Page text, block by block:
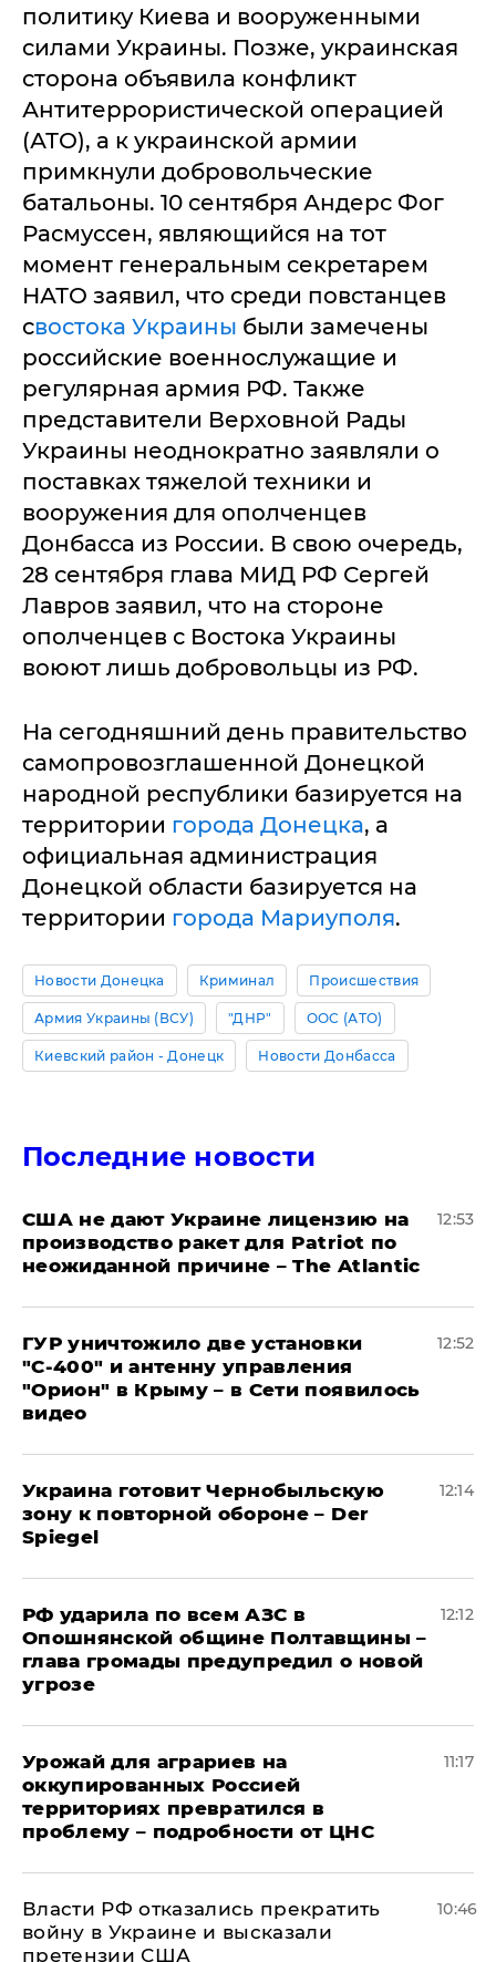
политику Киева и вооруженными
силами Украины. Позже, украинская
сторона объявила конфликт
Антитеррористической операцией
(АТО), а к украинской армии
примкнули добровольческие
батальоны. 10 сентября Андерс Фог
Расмуссен, являющийся на тот
момент генеральным секретарем
НАТО заявил, что среди повстанцев
свостока Украины были замечены
российские военнослужащие и
регулярная армия РФ. Также
представители Верховной Рады
Украины неоднократно заявляли о
поставках тяжелой техники и
вооружения для ополченцев
Донбасса из России. В свою очередь,
28 сентября глава МИД РФ Сергей
Лавров заявил, что на стороне
ополченцев с Востока Украины
воюют лишь добровольцы из РФ.
На сегодняшний день правительство
самопровозглашенной Донецкой
народной республики базируется на
территории города Донецка, а
официальная администрация
Донецкой области базируется на
территории города Мариуполя.
Новости Донецка Криминал Происшествия
Армия Украины (ВСУ) "ДНР" ООС (АТО)
Киевский район - Донецк Новости Донбасса
Последние новости
США не дают Украине лицензию на
производство ракет для Patriot по
неожиданной причине – The Atlantic
12:53
ГУР уничтожило две установки
"С‑400" и антенну управления
"Орион" в Крыму – в Сети появилось
видео
12:52
Украина готовит Чернобыльскую
зону к повторной обороне – Der
Spiegel
12:14
РФ ударила по всем АЗС в
Опошнянской общине Полтавщины –
глава громады предупредил о новой
угрозе
12:12
Урожай для аграриев на
оккупированных Россией
территориях превратился в
проблему – подробности от ЦНС
11:17
Власти РФ отказались прекратить
войну в Украине и высказали
претензии США
10:46